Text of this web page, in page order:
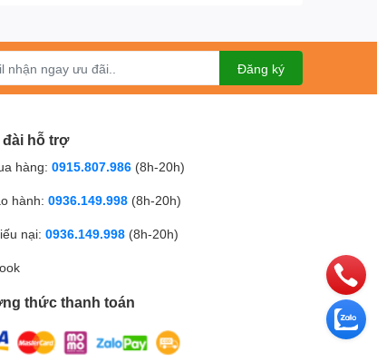
Đăng ký
hỗ trợ
hàng: 0915.807.986 (8h-20h)
hành: 0936.149.998 (8h-20h)
nại: 0936.149.998 (8h-20h)
thức thanh toán